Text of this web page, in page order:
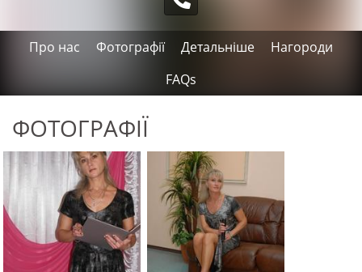
Про нас Фотографії Детальніше
Нагороди
FAQs
ФОТОГРАФІЇ